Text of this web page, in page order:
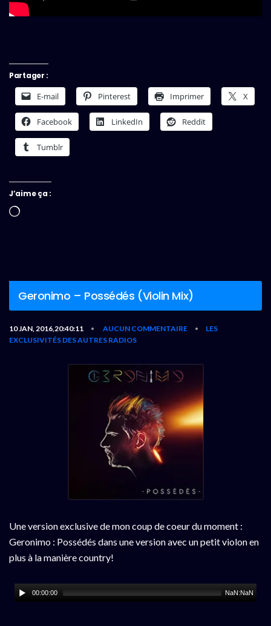
Partager :
E-mail Pinterest Imprimer X
Facebook LinkedIn Reddit
Tumblr
J’aime ça :
Chargement…
Geronimo – Possédés (Violin Mix)
10 JAN, 2016,20:40:11 • AUCUN COMMENTAIRE •
LES
EXCLUSIVITÉS DES AUTRES RADIOS
Une version exclusive de mon coup de coeur du moment :
Geronimo : Possédés dans une version avec un petit violon en
plus à la manière country!
00:00:00 NaN:NaN